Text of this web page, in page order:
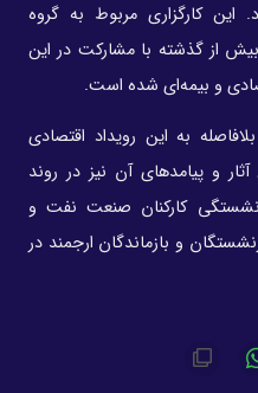
این کارگزاری مربوط به گروه
از گذشته با مشارکت در این
و بیمه‌ای شده است.
به این رویداد اقتصادی
و پیامدهای آن نیز در روند
کارکنان صنعت نفت و
و بازماندگان ارجمند در